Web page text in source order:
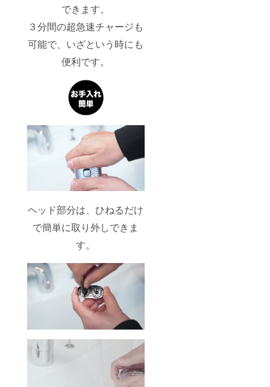
できます。
３分間の超急速チャージも
可能で、いざという時にも
便利です。
ヘッド部分は、ひねるだけ
で簡単に取り外しできま
す。